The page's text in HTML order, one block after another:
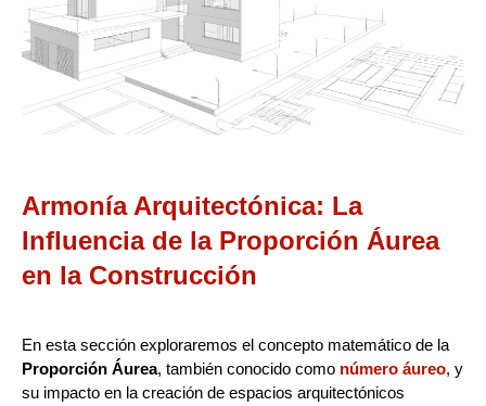
Armonía Arquitectónica: La
Influencia de la Proporción Áurea
en la Construcción
En esta sección exploraremos el concepto matemático de la
Proporción Áurea, también conocido como número áureo, y
su impacto en la creación de espacios arquitectónicos